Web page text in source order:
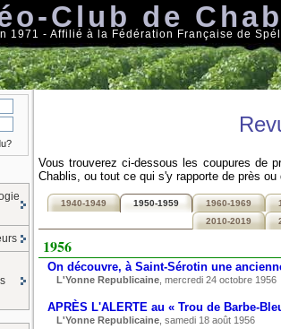
Club de
1971 - Affilié à la Fédération Française de
Vous trouverez ci-dessous les coupures de
Chablis, ou tout ce qui s'y rapporte de près ou
1940-1949 1950-1959 1960-1969
2010-2019
1956
On découvre, à Saint-Sérotin une
L'Yonne Republicaine , mercredi 24 octobre 1956
APRÈS L'ALERTE au « Trou de Barbe-
L'Yonne Republicaine , samedi 18 août 1956